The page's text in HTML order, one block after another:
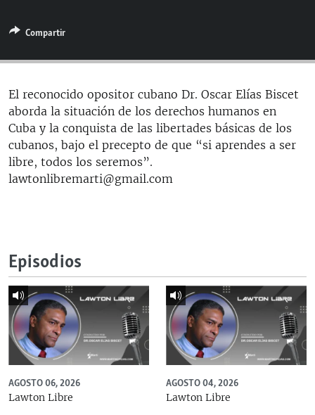
ESPECIALES
ESPECIALES
LA REALIDAD DE LA VIVIENDA EN CUBA
SER VIEJO EN CUBA
KENTU-CUBANO
LOS SANTOS DE HIALEAH
DESINFORMACIÓN RUSA EN AMÉRICA LATINA
MULTIMEDIA
EDITORIALES
SÍGUENOS
Compartir
El reconocido opositor cubano Dr. Oscar Elías Biscet
aborda la situación de los derechos humanos en
Cuba y la conquista de las libertades básicas de los
cubanos, bajo el precepto de que “si aprendes a ser
libre, todos los seremos”.
lawtonlibremarti@gmail.com
Episodios
AGOSTO 06, 2026
Lawton Libre
AGOSTO 04, 2026
Lawton Libre